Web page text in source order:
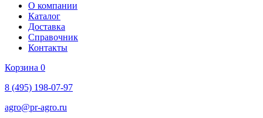
О компании
Каталог
Доставка
Справочник
Контакты
Корзина 0
8 (495) 198-07-97
agro@pr-agro.ru